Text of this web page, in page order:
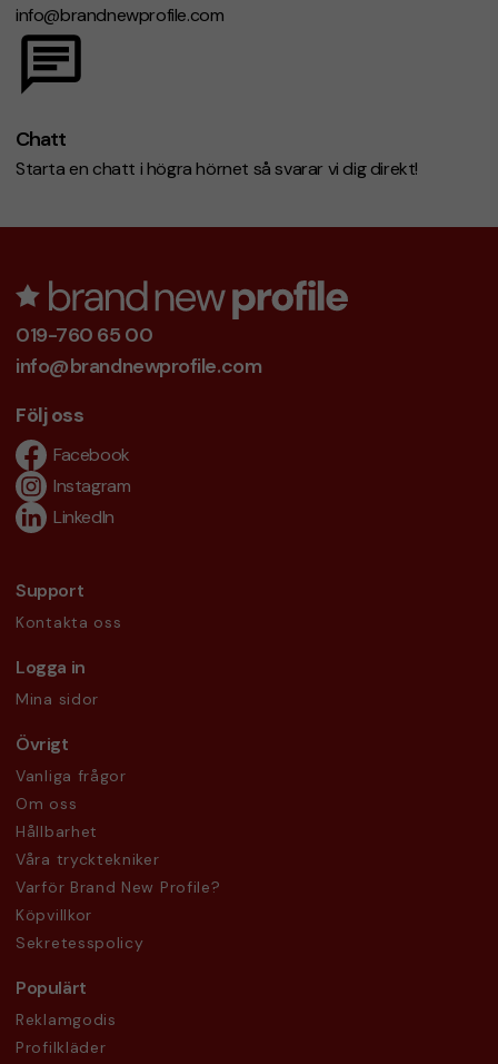
info@brandnewprofile.com
Chatt
Starta en chatt i högra hörnet så svarar vi dig direkt!
019-760 65 00
info@brandnewprofile.com
Följ oss
Facebook
Instagram
LinkedIn
Support
Kontakta oss
Logga in
Mina sidor
Övrigt
Vanliga frågor
Om oss
Hållbarhet
Våra trycktekniker
Varför Brand New Profile?
Köpvillkor
Sekretesspolicy
Populärt
Reklamgodis
Profilkläder